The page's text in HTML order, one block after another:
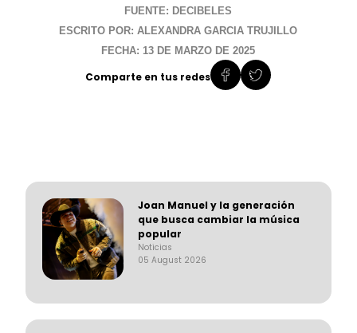
Joan Manuel y la generación
que busca cambiar la música
popular
Noticias
05 August 2026
FUENTE: DECIBELES
ESCRITO POR: ALEXANDRA GARCIA TRUJILLO
FECHA: 13 DE MARZO DE 2025
Comparte en tus redes